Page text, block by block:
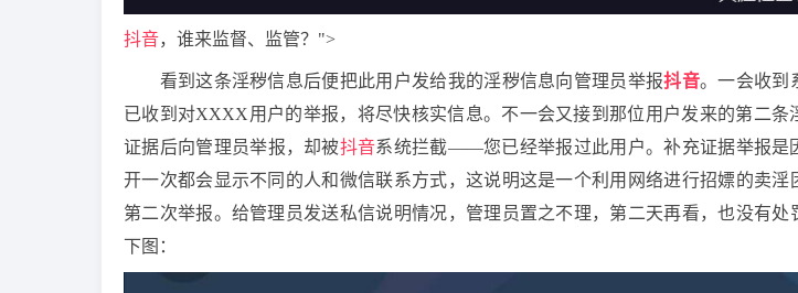
抖音，谁来监督、监管？">
看到这条淫秽信息后便把此用户发给我的淫秽信息向管理员举报抖音。一会收到
已收到对XXXX用户的举报，将尽快核实信息。不一会又接到那位用户发来的第二条
证据后向管理员举报，却被抖音系统拦截——您已经举报过此用户。补充证据举报是
开一次都会显示不同的人和微信联系方式，这说明这是一个利用网络进行招嫖的卖淫
第二次举报。给管理员发送私信说明情况，管理员置之不理，第二天再看，也没有处
下图：